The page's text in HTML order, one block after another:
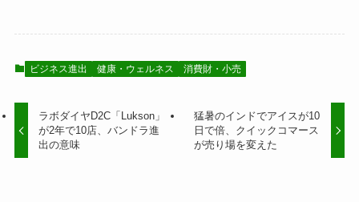
ビジネス進出 健康・ウェルネス 消費財・小売
ラボダイヤD2C「Lukson」
が2年で10店、バンドラ進
出の意味
猛暑のインドでアイスが10
日で倍、クイックコマース
が売り場を変えた